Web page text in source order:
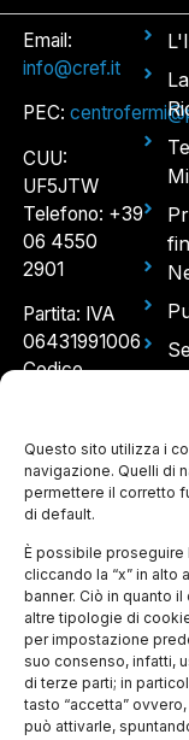
Questo sito utilizza i
navigazione. Quelli di
permettere il corretto
di default.
È possibile proseguire
cliccando la “x” in alto
banner. Ciò in quanto
altre tipologie di
per impostazione
suo consenso, infatti,
di terze parti; in
tasto “accetta”
può attivarle,
Email:
info@cref.it
PEC:
CUU:
UF5JTW
Telefono: +39
06 4550
2901
Partita: IVA
06431991006
Codice
fiscale:
Sede
legale e
spedizioni:
Via
Panisperna
89 A –
00184
Roma
Ingresso
per gli
La
e